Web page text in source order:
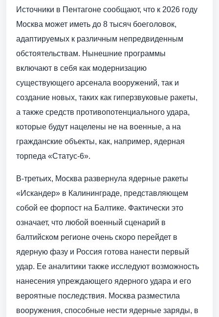
Источники в Пентагоне сообщают, что к 2026 году
Москва может иметь до 8 тысяч боеголовок,
адаптируемых к различным непредвиденным
обстоятельствам. Нынешние программы
включают в себя как модернизацию
существующего арсенала вооружений, так и
создание новых, таких как гиперзвуковые ракеты,
а также средств противопотенциального удара,
которые будут нацелены не на военные, а на
гражданские объекты, как, например, ядерная
торпеда «Статус-6».
В-третьих, Москва развернула ядерные ракеты
«Искандер» в Калининграде, представляющем
собой ее форпост на Балтике. Фактически это
означает, что любой военный сценарий в
балтийском регионе очень скоро перейдет в
ядерную фазу и Россия готова нанести первый
удар. Ее аналитики также исследуют возможность
нанесения упреждающего ядерного удара и его
вероятные последствия. Москва разместила
вооружения, способные нести ядерные заряды, в